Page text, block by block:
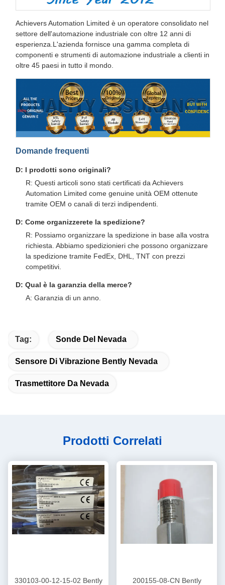
Achievers Automation Limited è un operatore consolidato nel
settore dell'automazione industriale con oltre 12 anni di
esperienza.L'azienda fornisce una gamma completa di
componenti e strumenti di automazione industriale a clienti in
oltre 45 paesi in tutto il mondo.
Domande frequenti
D: I prodotti sono originali?
R: Questi articoli sono stati certificati da Achievers
Automation Limited come genuine unità OEM ottenute
tramite OEM o canali di terzi indipendenti.
D: Come organizzerete la spedizione?
R: Possiamo organizzare la spedizione in base alla vostra
richiesta. Abbiamo spedizionieri che possono organizzare
la spedizione tramite FedEx, DHL, TNT con prezzi
competitivi.
D: Qual è la garanzia della merce?
A: Garanzia di un anno.
Tag: Sonde Del Nevada
Sensore Di Vibrazione Bently Nevada
Trasmettitore Da Nevada
Prodotti Correlati
330103-00-12-15-02 Bently
200155-08-CN Bently